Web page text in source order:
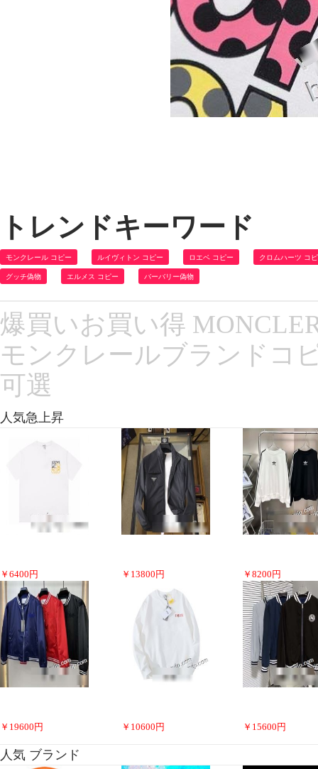
トレンドキーワード
モンクレール コピー ルイヴィトン コピー ロエベ コピー クロムハーツ コ
グッチ偽物 エルメス コピー バーバリー偽物
爆買いお買い得
モンクレールブランドコ
可選
人気急上昇
￥ 6400 円 ￥ 13800 円 ￥ 8200 円
￥ 19600 円 ￥ 10600 円 ￥ 15600 円
人気 ブランド